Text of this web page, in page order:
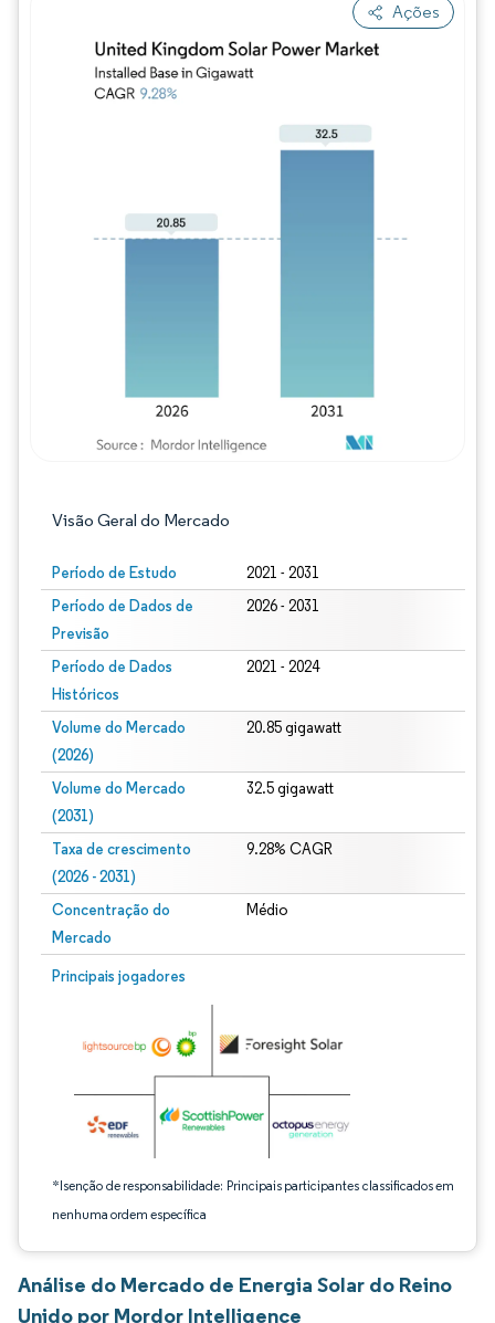
Ações
Visão Geral do Mercado
Período de Estudo 2021 - 2031
Período de Dados de
Previsão
2026 - 2031
Período de Dados
Históricos
2021 - 2024
Volume do Mercado
(2026)
20.85 gigawatt
Volume do Mercado
(2031)
32.5 gigawatt
Taxa de crescimento
(2026 - 2031)
9.28% CAGR
Concentração do
Mercado
Médio
Principais jogadores
*Isenção de responsabilidade: Principais participantes classificados em
nenhuma ordem específica
Imagem © Mordor Intelligence. O reuso requer atribuição conforme CC BY 4.0.
Análise do Mercado de Energia Solar do Reino
Unido por Mordor Intelligence